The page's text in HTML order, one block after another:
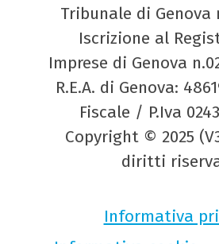
Tribunale di Genova
Iscrizione al
Imprese di Genova
R.E.A. di Genova:
Fiscale / P.Iva
Copyright © 2025
diritti
Informativa